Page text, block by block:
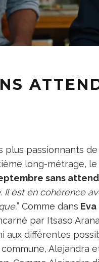
plus passionnants
long-métrage,
sans
est en cohérence
” Comme dans
par Itsaso
aux différentes
Alejandra